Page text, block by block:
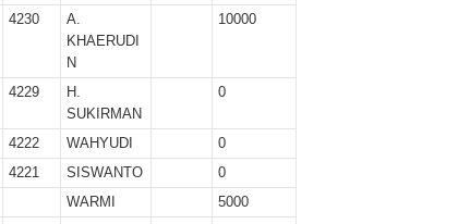
4230
A.
KHAERUDI
N
10000
4229
H.
SUKIRMAN
0
4222 WAHYUDI
0
4221 SISWANTO
0
WARMI
5000